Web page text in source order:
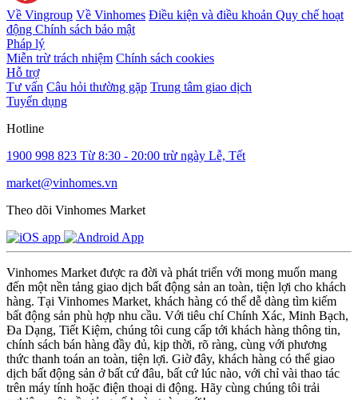
Về Vingroup Về Vinhomes Điều kiện và điều khoản Quy chế hoạt
động Chính sách bảo mật
Pháp lý
Miễn trừ trách nhiệm Chính sách cookies
Hỗ trợ
Tư vấn Câu hỏi thường gặp Trung tâm giao dịch
Tuyển dụng
Hotline
1900 998 823 Từ 8:30 - 20:00 trừ ngày Lễ, Tết
market@vinhomes.vn
Theo dõi Vinhomes Market
Vinhomes Market được ra đời và phát triển với mong muốn mang
đến một nền tảng giao dịch bất động sản an toàn, tiện lợi cho khách
hàng. Tại Vinhomes Market, khách hàng có thể dễ dàng tìm kiếm
bất động sản phù hợp nhu cầu. Với tiêu chí Chính Xác, Minh Bạch,
Đa Dạng, Tiết Kiệm, chúng tôi cung cấp tới khách hàng thông tin,
chính sách bán hàng đầy đủ, kịp thời, rõ ràng, cùng với phương
thức thanh toán an toàn, tiện lợi. Giờ đây, khách hàng có thể giao
dịch bất động sản ở bất cứ đâu, bất cứ lúc nào, với chỉ vài thao tác
trên máy tính hoặc điện thoại di động. Hãy cùng chúng tôi trải